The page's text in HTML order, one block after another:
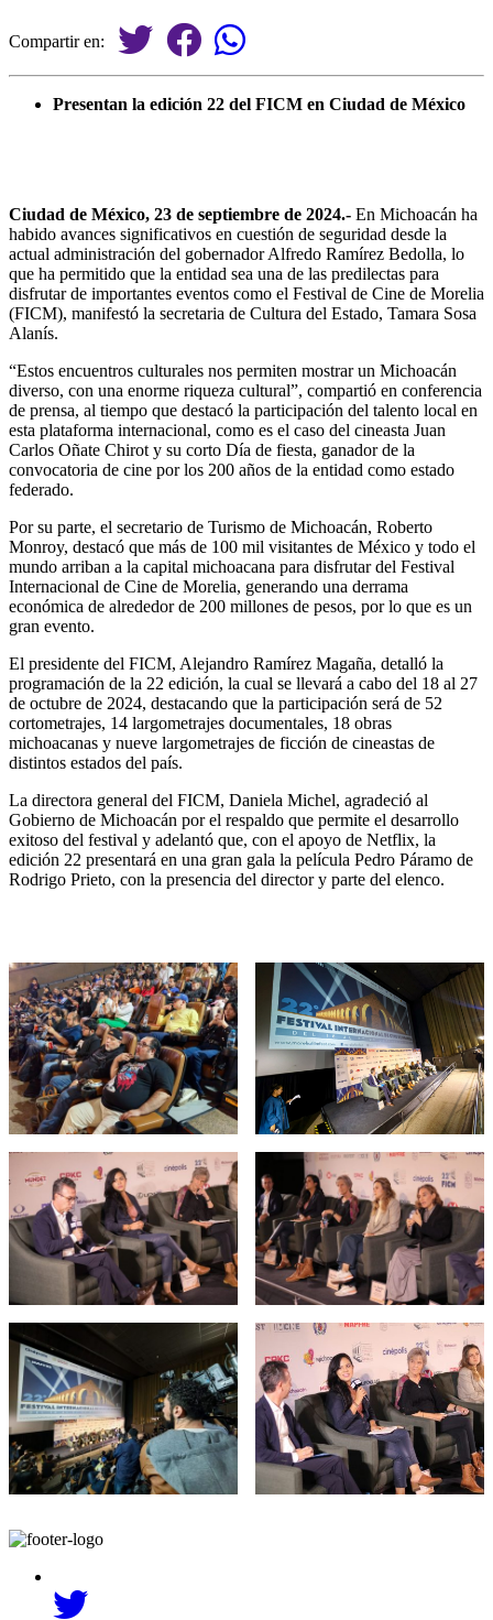
Compartir en:
⁠Presentan la edición 22 del FICM en Ciudad de México
Ciudad de México, 23 de septiembre de 2024.- En Michoacán ha
habido avances significativos en cuestión de seguridad desde la
actual administración del gobernador Alfredo Ramírez Bedolla, lo
que ha permitido que la entidad sea una de las predilectas para
disfrutar de importantes eventos como el Festival de Cine de Morelia
(FICM), manifestó la secretaria de Cultura del Estado, Tamara Sosa
Alanís.
“Estos encuentros culturales nos permiten mostrar un Michoacán
diverso, con una enorme riqueza cultural”, compartió en conferencia
de prensa, al tiempo que destacó la participación del talento local en
esta plataforma internacional, como es el caso del cineasta Juan
Carlos Oñate Chirot y su corto Día de fiesta, ganador de la
convocatoria de cine por los 200 años de la entidad como estado
federado.
Por su parte, el secretario de Turismo de Michoacán, Roberto
Monroy, destacó que más de 100 mil visitantes de México y todo el
mundo arriban a la capital michoacana para disfrutar del Festival
Internacional de Cine de Morelia, generando una derrama
económica de alrededor de 200 millones de pesos, por lo que es un
gran evento.
El presidente del FICM, Alejandro Ramírez Magaña, detalló la
programación de la 22 edición, la cual se llevará a cabo del 18 al 27
de octubre de 2024, destacando que la participación será de 52
cortometrajes, 14 largometrajes documentales, 18 obras
michoacanas y nueve largometrajes de ficción de cineastas de
distintos estados del país.
La directora general del FICM, Daniela Michel, agradeció al
Gobierno de Michoacán por el respaldo que permite el desarrollo
exitoso del festival y adelantó que, con el apoyo de Netflix, la
edición 22 presentará en una gran gala la película Pedro Páramo de
Rodrigo Prieto, con la presencia del director y parte del elenco.